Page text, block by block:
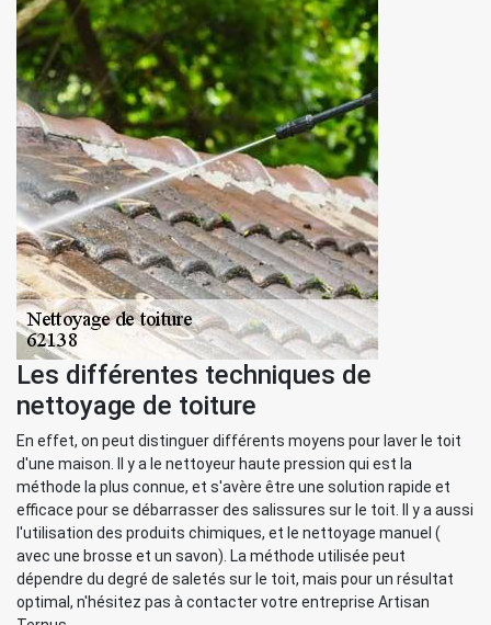
Les différentes techniques de
nettoyage de toiture
En effet, on peut distinguer différents moyens pour laver le toit
d'une maison. Il y a le nettoyeur haute pression qui est la
méthode la plus connue, et s'avère être une solution rapide et
efficace pour se débarrasser des salissures sur le toit. Il y a aussi
l'utilisation des produits chimiques, et le nettoyage manuel (
avec une brosse et un savon). La méthode utilisée peut
dépendre du degré de saletés sur le toit, mais pour un résultat
optimal, n'hésitez pas à contacter votre entreprise Artisan